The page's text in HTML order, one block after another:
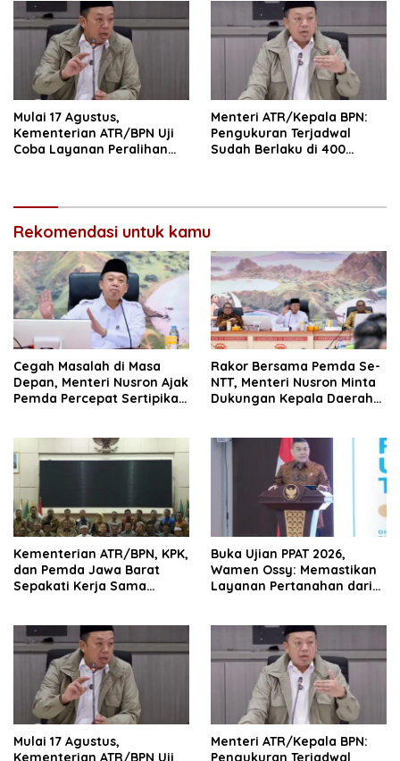
Ekonomi Daerah
Berintegritas
Mulai 17 Agustus,
Kementerian ATR/BPN Uji
Coba Layanan Peralihan
Menteri ATR/Kepala BPN:
Pengukuran Terjadwal
Sudah Berlaku di 400
Rekomendasi untuk kamu
Cegah Masalah di Masa
Depan, Menteri Nusron Ajak
Pemda Percepat Sertipikasi
Rakor Bersama Pemda Se-
NTT, Menteri Nusron Minta
Dukungan Kepala Daerah
Kementerian ATR/BPN, KPK,
dan Pemda Jawa Barat
Sepakati Kerja Sama
Ekonomi Daerah
Buka Ujian PPAT 2026,
Wamen Ossy: Memastikan
Layanan Pertanahan dari
Berintegritas
Mulai 17 Agustus,
Kementerian ATR/BPN Uji
Menteri ATR/Kepala BPN:
Pengukuran Terjadwal